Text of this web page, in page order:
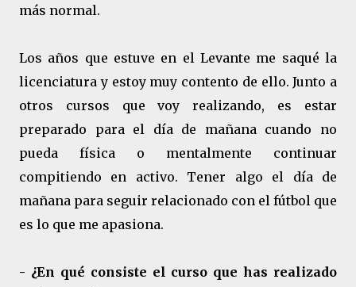
más normal.
Los años que estuve en el Levante me saqué la
licenciatura y estoy muy contento de ello. Junto a
otros cursos que voy realizando, es estar
preparado para el día de mañana cuando no
pueda física o mentalmente continuar
compitiendo en activo. Tener algo el día de
mañana para seguir relacionado con el fútbol que
es lo que me apasiona.
- ¿En qué consiste el curso que has realizado